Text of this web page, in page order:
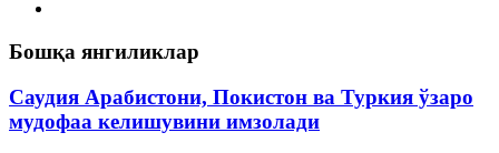
Бошқа янгиликлар
Саудия Арабистони, Покистон ва Туркия ўзаро
мудофаа келишувини имзолади